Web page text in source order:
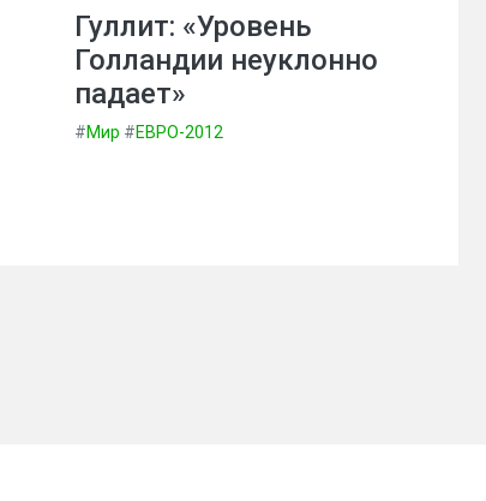
Гуллит: «Уровень
Голландии неуклонно
падает»
#Мир #ЕВРО-2012